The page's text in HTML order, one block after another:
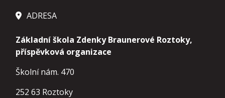
ADRESA
Základní škola Zdenky Braunerové Roztoky,
příspěvková organizace
Školní nám. 470
252 63 Roztoky